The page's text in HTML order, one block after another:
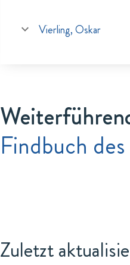
Vierling, Oskar
Findbuch
Zuletzt